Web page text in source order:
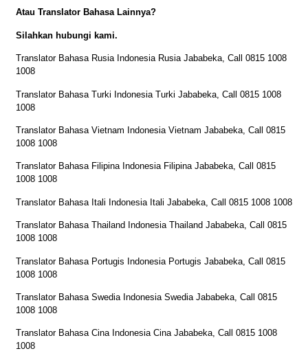
Atau Translator Bahasa Lainnya?
Silahkan hubungi kami.
Translator Bahasa Rusia Indonesia Rusia Jababeka, Call 0815 1008
1008
Translator Bahasa Turki Indonesia Turki Jababeka, Call 0815 1008
1008
Translator Bahasa Vietnam Indonesia Vietnam Jababeka, Call 0815
1008 1008
Translator Bahasa Filipina Indonesia Filipina Jababeka, Call 0815
1008 1008
Translator Bahasa Itali Indonesia Itali Jababeka, Call 0815 1008 1008
Translator Bahasa Thailand Indonesia Thailand Jababeka, Call 0815
1008 1008
Translator Bahasa Portugis Indonesia Portugis Jababeka, Call 0815
1008 1008
Translator Bahasa Swedia Indonesia Swedia Jababeka, Call 0815
1008 1008
Translator Bahasa Cina Indonesia Cina Jababeka, Call 0815 1008
1008